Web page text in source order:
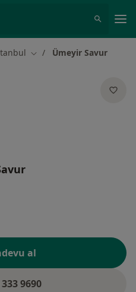
Şehir değiştir
Ümeyir Savur
al
9690